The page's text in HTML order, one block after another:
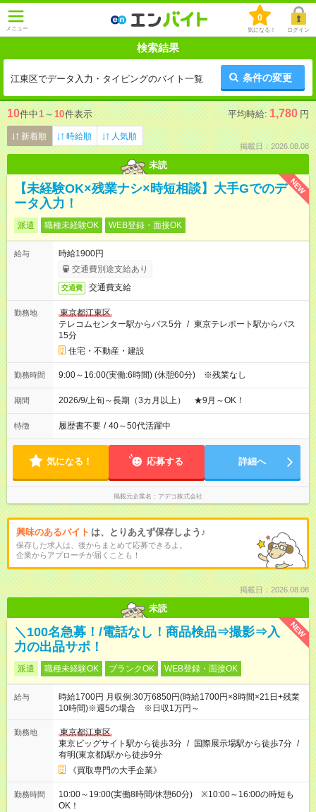
メニュー
0
気になる！ ログイン
検索結果
江東区でデータ入力・タイピングのバイト一覧 条件の変更
10件中1 ～ 10件表示 平均時給: 1,780 円
新着順 時給順 人気順
掲載日：2026.08.08
未読
NEW
【未経験OK×残業ナシ×時短相談】大手Gでのデ
ータ入力！
派遣 職種未経験OK WEB登録・面接OK
給与
時給1900円
交通費別途支給あり
交通費 交通費支給
勤務地
東京都江東区
テレコムセンター駅からバス5分 / 東京テレポート駅からバス
15分
住宅・不動産・建設
勤務時間 9:00～16:00(実働:6時間) (休憩60分) ※残業なし
期間 2026/9/上旬～長期（3カ月以上） ★9月～OK！
特徴 履歴書不要 / 40～50代活躍中
気になる！ 応募する 詳細へ
掲載元企業名 アデコ株式会社
興味のあるバイト は、とりあえず保存しよう♪
保存した求人は、後からまとめて応募できるよ。
企業からアプローチが届くことも！
掲載日：2026.08.08
未読
NEW
＼100名急募！/電話なし！商品検品⇒撮影⇒入
力の出品サポ！
派遣 職種未経験OK ブランクOK WEB登録・面接OK
給与
時給1700円 月収例:30万6850円(時給1700円×8時間×21日+残業
10時間)※週5の場合 ※日収1万円～
勤務地
東京都江東区
東京ビッグサイト駅から徒歩3分 / 国際展示場駅から徒歩7分 /
有明(東京都)駅から徒歩9分
《買取専門の大手企業》
勤務時間
10:00～19:00(実働8時間/休憩60分) ※10:00～16:00の時短も
OK！